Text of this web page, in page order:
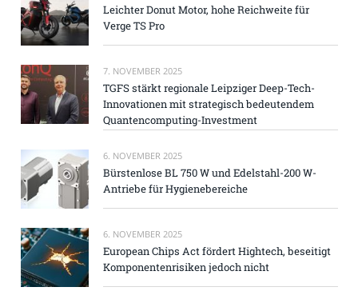
Leichter Donut Motor, hohe Reichweite für
Verge TS Pro
7. NOVEMBER 2025
TGFS stärkt regionale Leipziger Deep-Tech-
Innovationen mit strategisch bedeutendem
Quantencomputing-Investment
6. NOVEMBER 2025
Bürstenlose BL 750 W und Edelstahl-200 W-
Antriebe für Hygienebereiche
6. NOVEMBER 2025
European Chips Act fördert Hightech, beseitigt
Komponentenrisiken jedoch nicht